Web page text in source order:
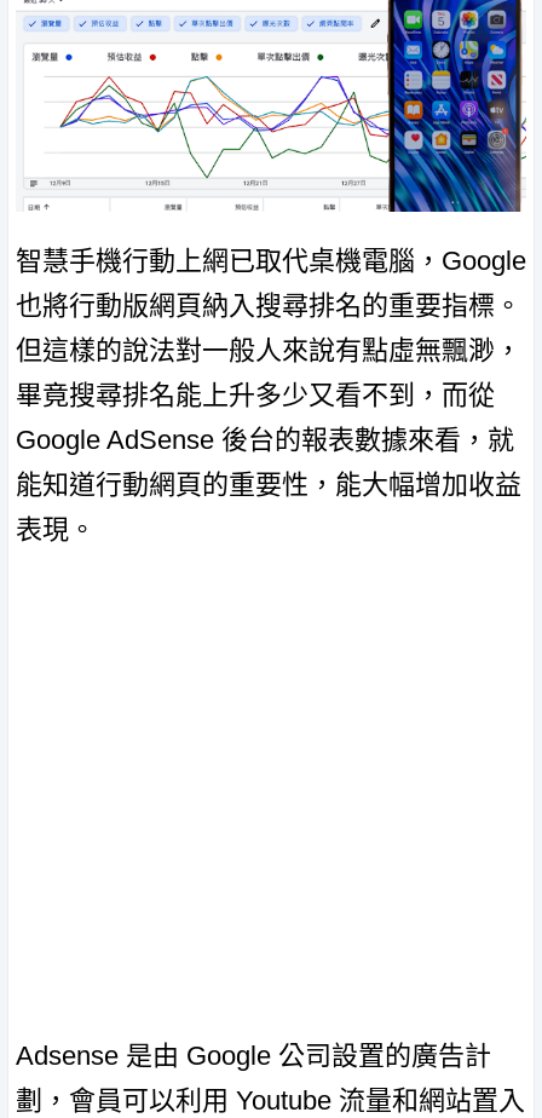
智慧手機行動上網已取代桌機電腦，Google
也將行動版網頁納入搜尋排名的重要指標。
但這樣的說法對一般人來說有點虛無飄渺，
畢竟搜尋排名能上升多少又看不到，而從
Google AdSense 後台的報表數據來看，就
能知道行動網頁的重要性，能大幅增加收益
表現。
Adsense 是由 Google 公司設置的廣告計
劃，會員可以利用 Youtube 流量和網站置入